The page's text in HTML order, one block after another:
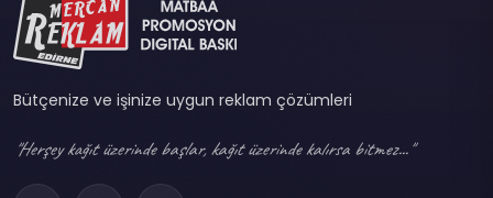
Bütçenize ve işinize uygun reklam çözümleri
"Herşey kağıt üzerinde başlar, kağıt üzerinde kalırsa bitmez..."